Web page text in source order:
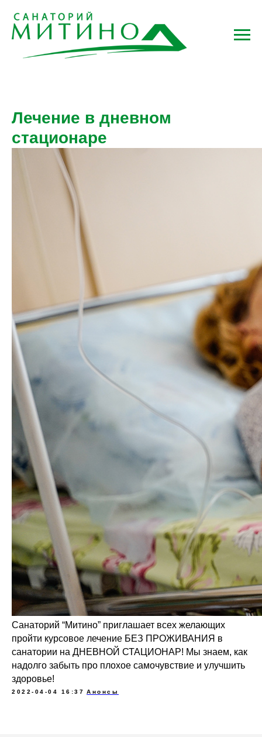
Лечение в дневном
стационаре
Санаторий “Митино” приглашает всех желающих
пройти курсовое лечение БЕЗ ПРОЖИВАНИЯ в
санатории на ДНЕВНОЙ СТАЦИОНАР! Мы знаем, как
надолго забыть про плохое самочувствие и улучшить
здоровье!
2022-04-04 16:37 Анонсы